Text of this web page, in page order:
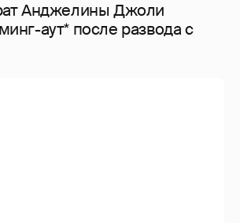
Анджелины Джоли
аут* после развода с